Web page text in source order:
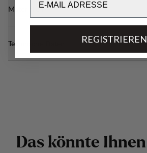
Materialien
Technische Daten
Das könnte Ihnen
REGISTRIEREN